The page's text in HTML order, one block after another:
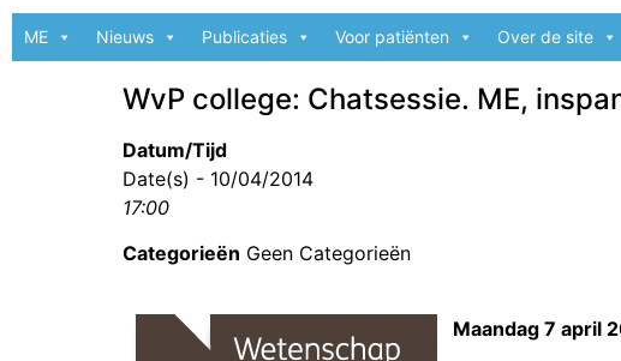
ME Nieuws Publicaties Voor patiënten Over de site
WvP college: Chatsessie. ME,
Datum/Tijd
Date(s) - 10/04/2014
17:00
Categorieën Geen Categorieën
Maandag 7 april